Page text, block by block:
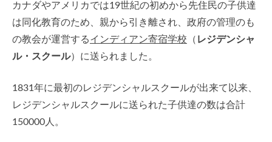
カナダやアメリカでは19世紀の初めから先住民の子供達
は同化教育のため、親から引き離され、政府の管理のも
の教会が運営するインディアン寄宿学校 （ レジデンシャ
ル・スクール）に送られました。
1831年に最初のレジデンシャルスクールが出来て以来、
レジデンシャルスクールに送られた子供達の数は合計
150000人。